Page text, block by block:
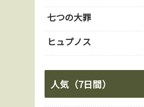
七つの大罪
ヒュプノス
人気（7日間）